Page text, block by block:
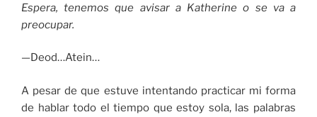
Espera, tenemos que avisar a Katherine o se va a
preocupar.
—Deod…Atein…
A pesar de que estuve intentando practicar mi forma
de hablar todo el tiempo que estoy sola, las palabras